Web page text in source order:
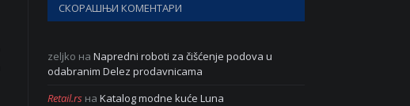
СКОРАШЊИ КОМЕНТАРИ
zeljko на Napredni roboti za čišćenje podova u
odabranim Delez prodavnicama
Retail.rs на Katalog modne kuće Luna